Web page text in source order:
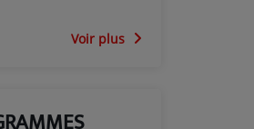
Voir plus